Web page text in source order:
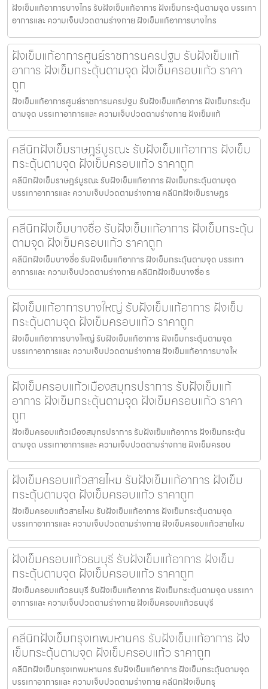
ฝังเข็มแก้อาการบางไทร รับฝังเข็มแก้อาการ ฝังเข็มกระตุ้นตามจุด บรรเทา
อาการและ ความเจ็บปวดตามร่างกาย ฝังเข็มแก้อาการบางไทร
ฝังเข็มแก้อาการศูนย์ราชการนครปฐม รับฝังเข็มแก้
อาการ ฝังเข็มกระตุ้นตามจุด ฝังเข็มครอบแก้ว ราคา
ถูก
ฝังเข็มแก้อาการศูนย์ราชการนครปฐม รับฝังเข็มแก้อาการ ฝังเข็มกระตุ้น
ตามจุด บรรเทาอาการและ ความเจ็บปวดตามร่างกาย ฝังเข็มแก้
คลีนิกฝังเข็มราษฎร์บูรณะ รับฝังเข็มแก้อาการ ฝังเข็ม
กระตุ้นตามจุด ฝังเข็มครอบแก้ว ราคาถูก
คลีนิกฝังเข็มราษฎร์บูรณะ รับฝังเข็มแก้อาการ ฝังเข็มกระตุ้นตามจุด
บรรเทาอาการและ ความเจ็บปวดตามร่างกาย คลีนิกฝังเข็มราษฎร
คลีนิกฝังเข็มบางซื่อ รับฝังเข็มแก้อาการ ฝังเข็มกระตุ้น
ตามจุด ฝังเข็มครอบแก้ว ราคาถูก
คลีนิกฝังเข็มบางซื่อ รับฝังเข็มแก้อาการ ฝังเข็มกระตุ้นตามจุด บรรเทา
อาการและ ความเจ็บปวดตามร่างกาย คลีนิกฝังเข็มบางซื่อ ร
ฝังเข็มแก้อาการบางใหญ่ รับฝังเข็มแก้อาการ ฝังเข็ม
กระตุ้นตามจุด ฝังเข็มครอบแก้ว ราคาถูก
ฝังเข็มแก้อาการบางใหญ่ รับฝังเข็มแก้อาการ ฝังเข็มกระตุ้นตามจุด
บรรเทาอาการและ ความเจ็บปวดตามร่างกาย ฝังเข็มแก้อาการบางให
ฝังเข็มครอบแก้วเมืองสมุทรปราการ รับฝังเข็มแก้
อาการ ฝังเข็มกระตุ้นตามจุด ฝังเข็มครอบแก้ว ราคา
ถูก
ฝังเข็มครอบแก้วเมืองสมุทรปราการ รับฝังเข็มแก้อาการ ฝังเข็มกระตุ้น
ตามจุด บรรเทาอาการและ ความเจ็บปวดตามร่างกาย ฝังเข็มครอบ
ฝังเข็มครอบแก้วสายไหม รับฝังเข็มแก้อาการ ฝังเข็ม
กระตุ้นตามจุด ฝังเข็มครอบแก้ว ราคาถูก
ฝังเข็มครอบแก้วสายไหม รับฝังเข็มแก้อาการ ฝังเข็มกระตุ้นตามจุด
บรรเทาอาการและ ความเจ็บปวดตามร่างกาย ฝังเข็มครอบแก้วสายไหม
ฝังเข็มครอบแก้วธนบุรี รับฝังเข็มแก้อาการ ฝังเข็ม
กระตุ้นตามจุด ฝังเข็มครอบแก้ว ราคาถูก
ฝังเข็มครอบแก้วธนบุรี รับฝังเข็มแก้อาการ ฝังเข็มกระตุ้นตามจุด บรรเทา
อาการและ ความเจ็บปวดตามร่างกาย ฝังเข็มครอบแก้วธนบุรี
คลีนิกฝังเข็มกรุงเทพมหานคร รับฝังเข็มแก้อาการ ฝัง
เข็มกระตุ้นตามจุด ฝังเข็มครอบแก้ว ราคาถูก
คลีนิกฝังเข็มกรุงเทพมหานคร รับฝังเข็มแก้อาการ ฝังเข็มกระตุ้นตามจุด
บรรเทาอาการและ ความเจ็บปวดตามร่างกาย คลีนิกฝังเข็มกรุ